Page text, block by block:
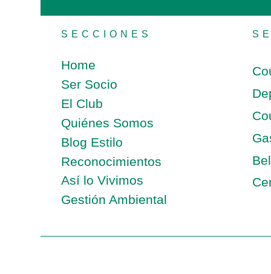
SECCIONES
Home
Ser Socio
El Club
Quiénes Somos
Blog Estilo
Reconocimientos
Así lo Vivimos
Gestión Ambiental